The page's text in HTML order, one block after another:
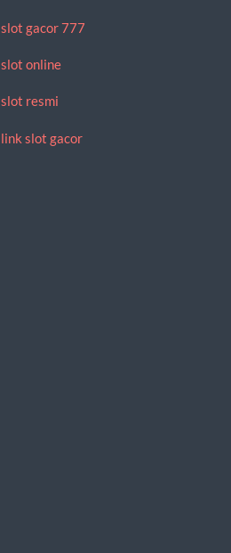
slot gacor 777
slot online
slot resmi
link slot gacor